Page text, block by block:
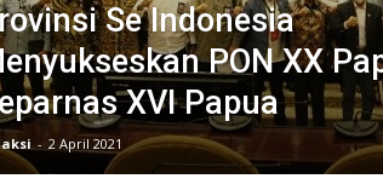
Se Indonesia
PON XX
XVI Papua
- 2 April 2021